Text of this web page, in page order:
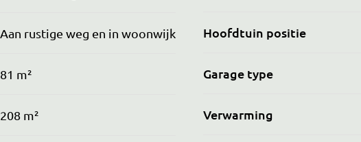
Aan rustige weg en in woonwijk
81 m²
208 m²
Hoofdtuin positie
Garage type
Verwarming